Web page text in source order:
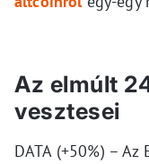
Az elmúlt
vesztesei
DATA (+50%) –